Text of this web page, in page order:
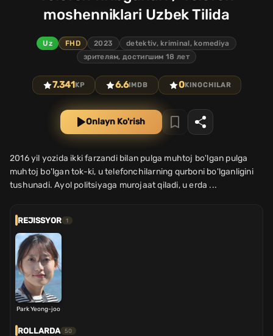
moshenniklari Uzbek Tilida
Uz FHD 2023
detektiv, kriminal, komediya
зрителям, достигшим 18 лет
7.341KP 6.6IMDB 0KINOCHILAR
Onlayn Ko'rish
2016 yil yozida ikki farzandi bilan pulga muhtoj bo'lgan pulga
muhtoj bo'lgan tok-ki, u telefonchilarning qurboni bo'lganligini
tushunadi. Ayol politsiyaga murojaat qiladi, u erda ...
REJISSYOR 1
Park Yeong-joo
ROLLARDA 50